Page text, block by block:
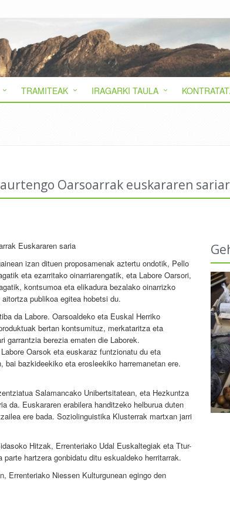
TRAMITEAK IRAGARKI TAULA
Oarsoarrak euskararen
Euskararen saria
izan dituen proposamenak aztertu ondotik, Pello
eta ezarritako oinarriarengatik, eta Labore Oarsori,
kontsumoa eta elikadura bezalako oinarrizko
publikoa egitea hobetsi du.
da Labore. Oarsoaldeko eta Euskal Herriko
bertan kontsumituz, merkataritza eta
garrantzia berezia ematen die Laborek.
Oarsok eta euskaraz funtzionatu du eta
bazkideekiko eta erosleekiko harremanetan ere.
Salamancako Unibertsitatean, eta Hezkuntza
da. Euskararen erabilera handitzeko helburua duten
ere bada. Soziolinguistika Klusterrak martxan jarri
Hitzak, Errenteriako Udal Euskaltegiak eta Ttur-
hartzera gonbidatu ditu eskualdeko herritarrak.
Errenteriako Niessen Kulturgunean egingo den